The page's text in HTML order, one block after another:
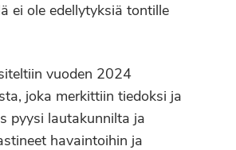
ei ole edellytyksiä tontille
vuoden 2024
joka merkittiin tiedoksi ja
pyysi lautakunnilta ja
havaintoihin ja